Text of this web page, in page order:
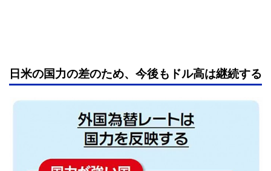
日米の国力の差のため、今後もドル高は継続する